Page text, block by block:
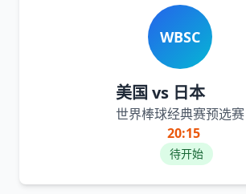
WBSC
美国 vs 日本
世界棒球经典赛预选赛
20:15
待开始